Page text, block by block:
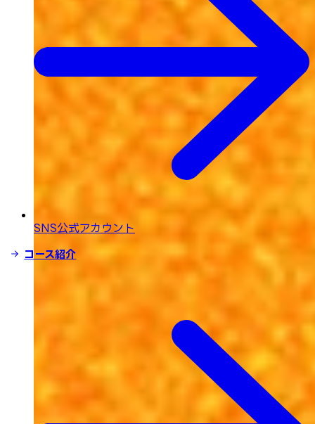
SNS公式アカウント
コース紹介